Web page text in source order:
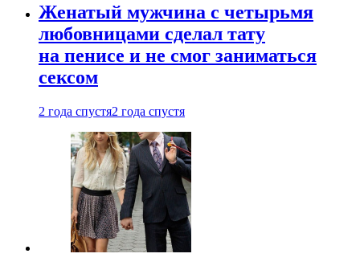
Женатый мужчина с четырьмя
любовницами сделал тату
на пенисе и не смог заниматься
сексом
2 года спустя2 года спустя